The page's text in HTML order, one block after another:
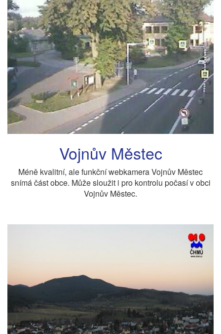
Vojnův Městec
Méně kvalitní, ale funkční webkamera Vojnův Městec
snímá část obce. Může sloužit i pro kontrolu počasí v obci
Vojnův Městec.